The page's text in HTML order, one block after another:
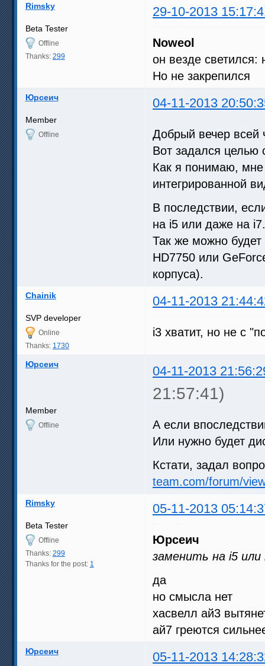
Rimsky 29-10-2013
Beta Tester
Offline
Thanks: 299
Noweol
он везде
Но не закрепился
Юрсеич 04-11-2013
Member
Offline
Добрый вечер всей
Вот задался целью
Как я понимаю, мне
интегрированной
В последствии,
на i5 или даже на i7.
Так же можно будет
HD7750 или
корпуса).
Chainik 04-11-2013
SVP developer
Online
Thanks: 1730
i3 хватит, но не с
Юрсеич 04-11-2013
21:57:41)
Member
Offline
А если
Или нужно будет
Кстати, задал
team.com/forum/
Rimsky 05-11-2013
Beta Tester
Offline
Thanks: 299
Thanks for the post: 1
Юрсеич
заменить на i5
да
но смысла нет
хасвелл ай3
ай7 греются
Юрсеич 05-11-2013